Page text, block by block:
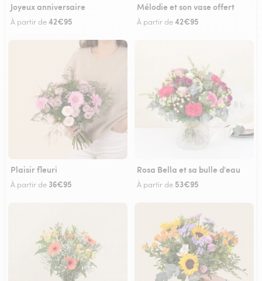
Joyeux anniversaire
À partir de42€95
Mélodie et son vase offert
À partir de42€95
Plaisir fleuri
À partir de 36€95
Rosa Bella et sa bulle d'eau
À partir de 53€95